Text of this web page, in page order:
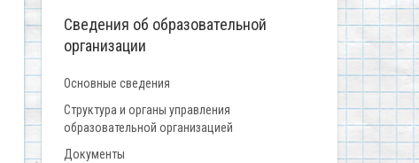
Сведения об образовательной
организации
Основные сведения
Структура и органы управления
образовательной организацией
Документы